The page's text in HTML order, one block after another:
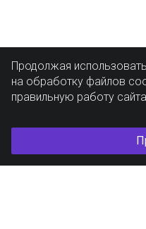
Продолжая
на обработку файлов
правильную работу